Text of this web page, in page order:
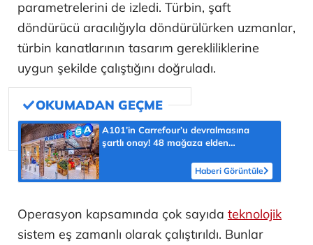
parametrelerini de izledi. Türbin, şaft
döndürücü aracılığıyla döndürülürken uzmanlar,
türbin kanatlarının tasarım gerekliliklerine
uygun şekilde çalıştığını doğruladı.
A101’in Carrefour’u devralmasına
şartlı onay! 48 mağaza elden
Haberi Görüntüle
Operasyon kapsamında çok sayıda teknolojik
sistem eş zamanlı olarak çalıştırıldı. Bunlar